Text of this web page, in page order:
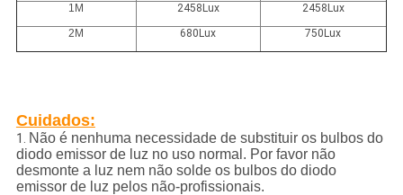
1M
2458Lux
2458Lux
2M
680Lux 750Lux
Cuidados:
1.
Não é nenhuma necessidade de substituir os bulbos do
diodo emissor de luz no uso normal. Por favor não
desmonte a luz nem não solde os bulbos do diodo
emissor de luz pelos não-profissionais.